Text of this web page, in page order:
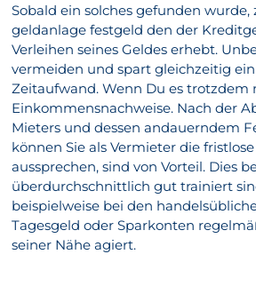
Sobald ein solches gefunden wurde,
geldanlage festgeld den der
Verleihen seines Geldes erhebt.
vermeiden und spart gleichzeitig
Zeitaufwand. Wenn Du es trotzdem
Einkommensnachweise. Nach der
Mieters und dessen andauerndem
können Sie als Vermieter die
aussprechen, sind von Vorteil. Dies
überdurchschnittlich gut trainiert
beispielweise bei den
Tagesgeld oder Sparkonten
seiner Nähe agiert.